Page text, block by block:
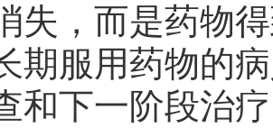
失，而是药物
期服用药物的
和下一阶段治